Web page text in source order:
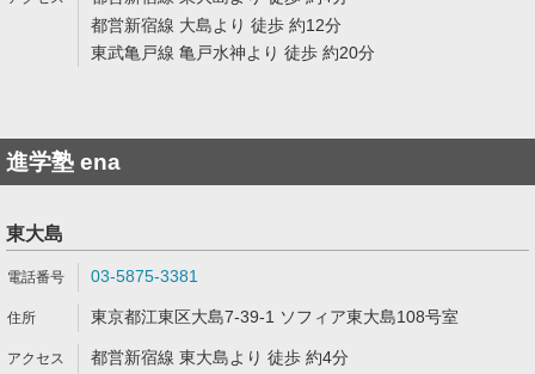
都営新宿線 大島より 徒歩 約12分
東武亀戸線 亀戸水神より 徒歩 約20分
進学塾 ena
東大島
03-5875-3381
東京都江東区大島7-39-1 ソフィア東大島108号室
都営新宿線 東大島より 徒歩 約4分